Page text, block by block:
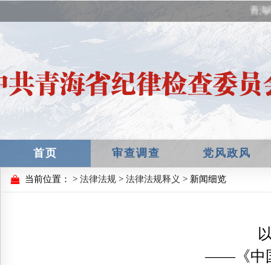
青海
首页 审查调查 党风政风
当前位置： > 法律法规 > 法律法规释义 > 新闻细览
——《中